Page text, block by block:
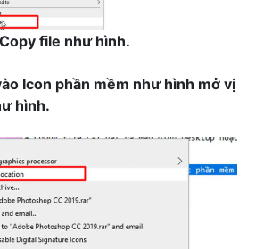
Copy file như hình.
Icon phần mềm như hình mở vị
hình.